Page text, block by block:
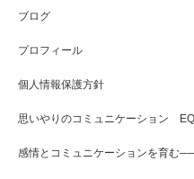
ブログ
プロフィール
個人情報保護方針
思いやりのコミュニケーション
感情とコミュニケーションを育む